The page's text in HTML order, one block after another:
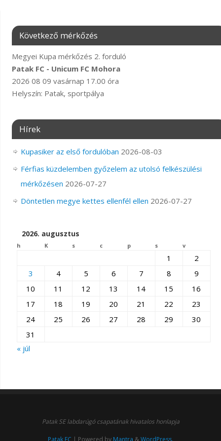
Következő mérkőzés
Megyei Kupa mérkőzés 2. forduló
Patak FC - Unicum FC Mohora
2026 08 09 vasárnap 17.00 óra
Helyszín: Patak, sportpálya
Hírek
Kupasiker az első fordulóban 2026-08-03
Férfias küzdelemben győzelem az utolsó felkészülési
mérkőzésen 2026-07-27
Döntetlen megye kettes ellenfél ellen 2026-07-27
2026. augusztus
h K s c p s v
1
2
3
4 5 6 7 8
9
10
11 12 13 14 15
16
17
18 19 20 21 22
23
24
25 26 27 28 29
30
31
« júl
Patak SE labdarúgó csapatának hivatalos honlapja